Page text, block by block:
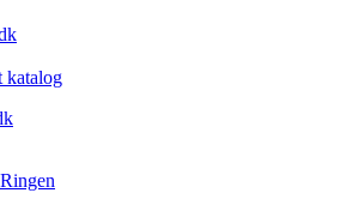
katalog